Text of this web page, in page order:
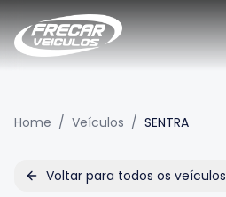
Home / Veículos / SENTRA
Voltar para todos os veículos